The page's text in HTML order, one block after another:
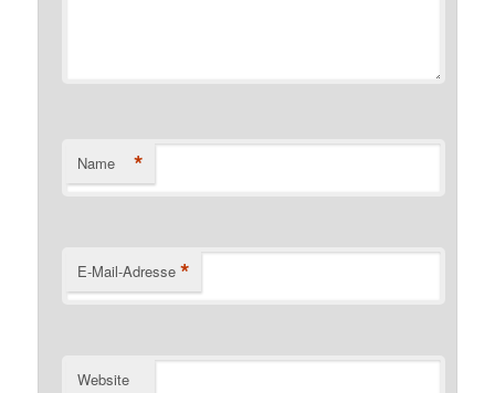
Name *
E-Mail-Adresse *
Website